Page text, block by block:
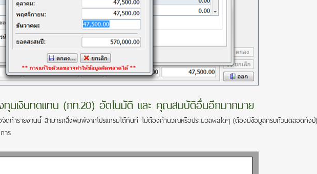
นเงินทดแทน (กท.20) อัตโนมัติ และ คุณสมบัติอื่นอีกมากมาย
ดทำรายงานนี้ สามารถสั่งพิมพ์จากโปรแกรมได้ทันที ไม่ต้องคำนวณหรือประมวลผลใดๆ (ต้องมีข้อมูลครบถ้วนตลอดทั้งปี
าร